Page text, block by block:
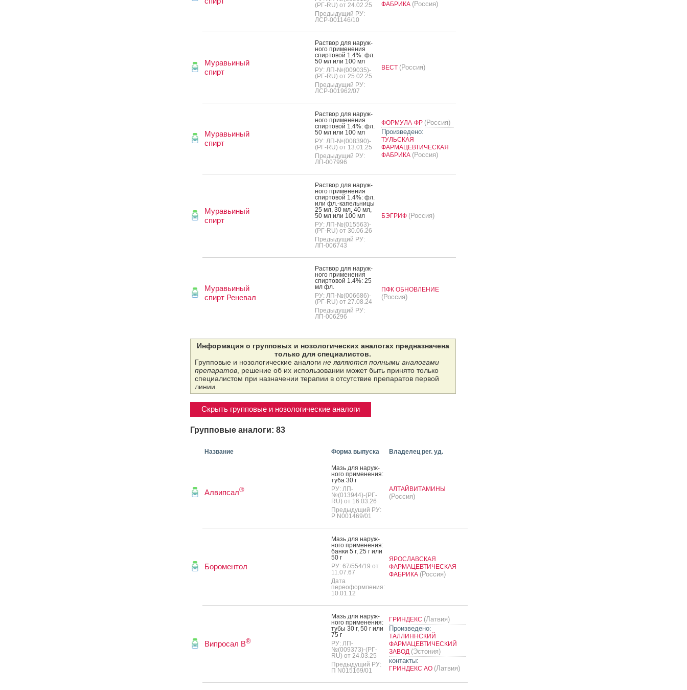
(РГ-RU) от 24.02.25
Предыдущий РУ:
ЛСР-001146/10
ФАБРИКА (Россия)
Муравьиный
спирт
Рас­твор для на­руж­
но­го при­мене­ния
спир­то­вой 1.4%: фл.
50 мл или 100 мл
РУ: ЛП-№(009035)-
(РГ-RU) от 25.02.25
Предыдущий РУ:
ЛСР-001962/07
ВЕСТ (Россия)
Муравьиный
спирт
Рас­твор для на­руж­
но­го при­мене­ния
спир­то­вой 1.4%: фл.
50 мл или 100 мл
РУ: ЛП-№(008390)-
(РГ-RU) от 13.01.25
Предыдущий РУ:
ЛП-007996
ФОРМУЛА-ФР (Россия)
Произведено:
ТУЛЬСКАЯ
ФАРМАЦЕВТИЧЕСКАЯ
ФАБРИКА (Россия)
Муравьиный
спирт
Рас­твор для на­руж­
но­го при­мене­ния
спир­то­вой 1.4%: фл.
или фл.-ка­пель­ни­цы
25 мл, 30 мл, 40 мл,
50 мл или 100 мл
РУ: ЛП-№(015563)-
(РГ-RU) от 30.06.26
Предыдущий РУ:
ЛП-006743
БЭГРИФ (Россия)
Муравьиный
спирт Реневал
Рас­твор для на­руж­
но­го при­мене­ния
спир­то­вой 1.4%: 25
мл фл.
РУ: ЛП-№(006686)-
(РГ-RU) от 27.08.24
Предыдущий РУ:
ЛП-006296
ПФК ОБНОВЛЕНИЕ
(Россия)
Информация о групповых и нозологических аналогах предназначена
только для специалистов.
Групповые и нозологические аналоги не являются полными аналогами
препаратов, решение об их использовании может быть принято только
специалистом при назначении терапии в отсутствие препаратов первой
линии.
Скрыть групповые и нозологические аналоги
Групповые аналоги: 83
Название Форма выпуска Владелец рег. уд.
Алвипсал®
Мазь для на­руж­
но­го при­мене­ния:
ту­ба 30 г
РУ: ЛП-
№(013944)-(РГ-
RU) от 16.03.26
Предыдущий РУ:
Р N001469/01
АЛТАЙВИТАМИНЫ
(Россия)
Бороментол
Мазь для на­руж­
но­го при­мене­ния:
бан­ки 5 г, 25 г или
50 г
РУ: 67/554/19 от
11.07.67
Дата
переоформления:
10.01.12
ЯРОСЛАВСКАЯ
ФАРМАЦЕВТИЧЕСКАЯ
ФАБРИКА (Россия)
Випросал В®
Мазь для на­руж­
но­го при­мене­ния:
ту­бы 30 г, 50 г или
75 г
РУ: ЛП-
№(009373)-(РГ-
RU) от 24.03.25
Предыдущий РУ:
П N015169/01
ГРИНДЕКС (Латвия)
Произведено:
ТАЛЛИННСКИЙ
ФАРМАЦЕВТИЧЕСКИЙ
ЗАВОД (Эстония)
контакты:
ГРИНДЕКС АО (Латвия)